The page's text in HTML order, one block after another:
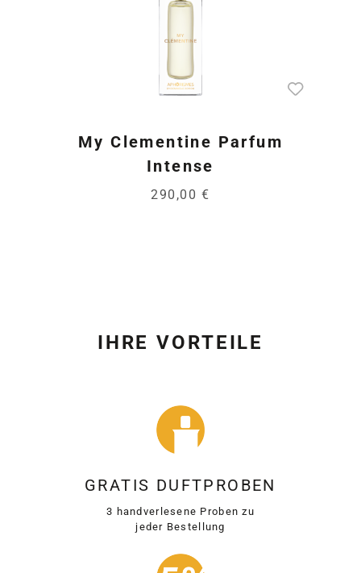
My Clementine Parfum
Intense
290,00 €
IHRE VORTEILE
GRATIS DUFTPROBEN
3 handverlesene Proben zu
jeder Bestellung